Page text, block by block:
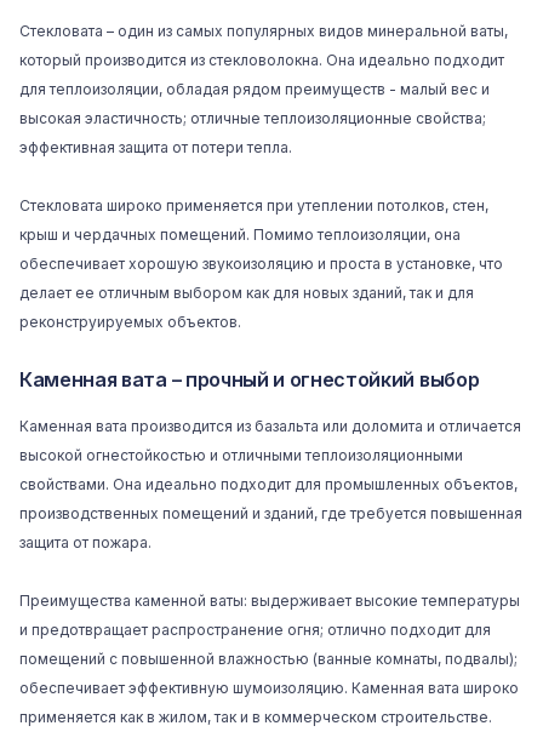
Стекловата – один из самых популярных видов минеральной ваты,
который производится из стекловолокна. Она идеально подходит
для теплоизоляции, обладая рядом преимуществ - малый вес и
высокая эластичность; отличные теплоизоляционные свойства;
эффективная защита от потери тепла.
Стекловата широко применяется при утеплении потолков, стен,
крыш и чердачных помещений. Помимо теплоизоляции, она
обеспечивает хорошую звукоизоляцию и проста в установке, что
делает ее отличным выбором как для новых зданий, так и для
реконструируемых объектов.
Каменная вата – прочный и огнестойкий выбор
Каменная вата производится из базальта или доломита и отличается
высокой огнестойкостью и отличными теплоизоляционными
свойствами. Она идеально подходит для промышленных объектов,
производственных помещений и зданий, где требуется повышенная
защита от пожара.
Преимущества каменной ваты: выдерживает высокие температуры
и предотвращает распространение огня; отлично подходит для
помещений с повышенной влажностью (ванные комнаты, подвалы);
обеспечивает эффективную шумоизоляцию. Каменная вата широко
применяется как в жилом, так и в коммерческом строительстве.